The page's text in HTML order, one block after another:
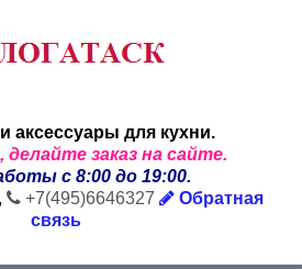
аксессуары для кухни.
заказ на сайте.
с 8:00 до 19:00.
+7(495)6646327
Обратная
связь